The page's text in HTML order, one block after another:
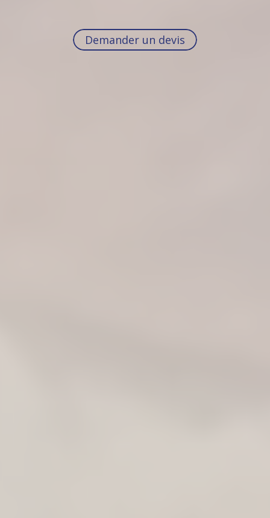
Demander un devis